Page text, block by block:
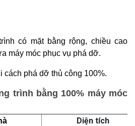
có mặt bằng rộng, chiều cao
máy móc phục vụ phá dỡ.
phá dỡ thủ công 100%.
trình bằng 100% máy móc
Diện tích